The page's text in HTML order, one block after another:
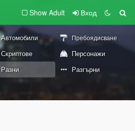
Show Adult Вход
Автомобили Пребоядисване
Скриптове
Персонажи
Разни Разгърни